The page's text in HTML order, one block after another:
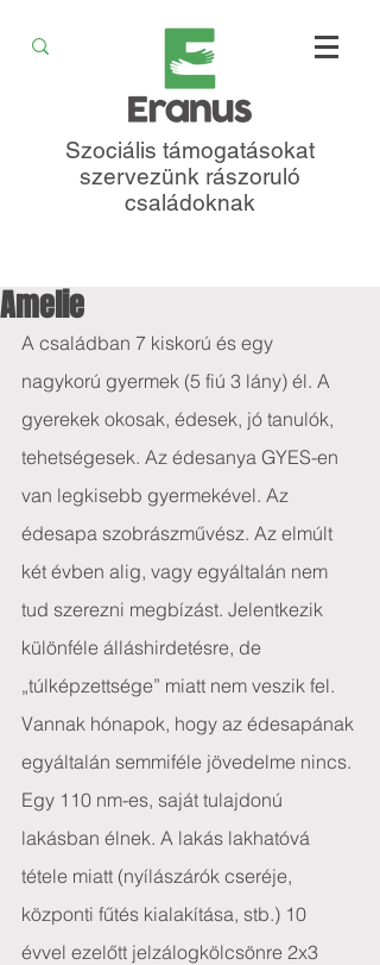
Szociális támogatásokat
szervezünk rászoruló
családoknak
Amelie
A családban 7 kiskorú és egy
nagykorú gyermek (5 fiú 3 lány) él. A
gyerekek okosak, édesek, jó tanulók,
tehetségesek. Az édesanya GYES-en
van legkisebb gyermekével. Az
édesapa szobrászművész. Az elmúlt
két évben alig, vagy egyáltalán nem
tud szerezni megbízást. Jelentkezik
különféle álláshirdetésre, de
„túlképzettsége” miatt nem veszik fel.
Vannak hónapok, hogy az édesapának
egyáltalán semmiféle jövedelme nincs.
Egy 110 nm-es, saját tulajdonú
lakásban élnek. A lakás lakhatóvá
tétele miatt (nyílászárók cseréje,
központi fűtés kialakítása, stb.) 10
évvel ezelőtt jelzálogkölcsönre 2x3